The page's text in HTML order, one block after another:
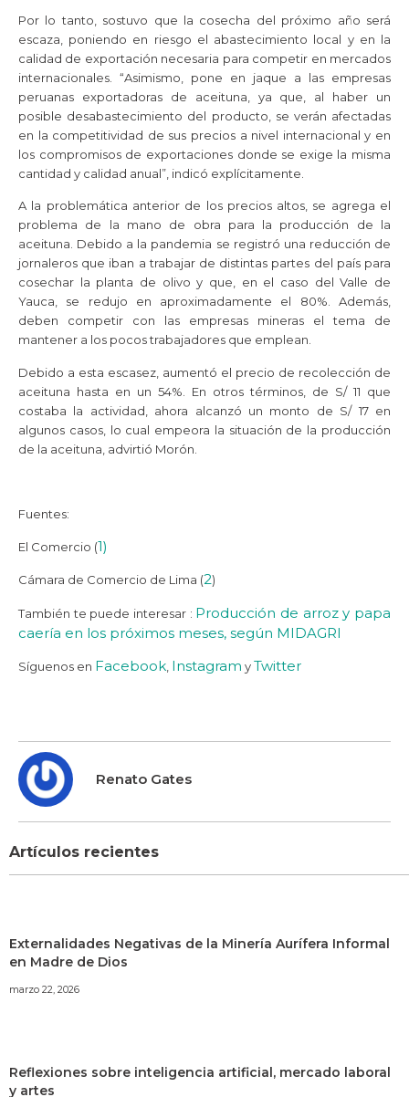
Por lo tanto, sostuvo que la cosecha del próximo año será
escaza, poniendo en riesgo el abastecimiento local y en la
calidad de exportación necesaria para competir en mercados
internacionales. “Asimismo, pone en jaque a las empresas
peruanas exportadoras de aceituna, ya que, al haber un
posible desabastecimiento del producto, se verán afectadas
en la competitividad de sus precios a nivel internacional y en
los compromisos de exportaciones donde se exige la misma
cantidad y calidad anual”, indicó explícitamente.
A la problemática anterior de los precios altos, se agrega el
problema de la mano de obra para la producción de la
aceituna. Debido a la pandemia se registró una reducción de
jornaleros que iban a trabajar de distintas partes del país para
cosechar la planta de olivo y que, en el caso del Valle de
Yauca, se redujo en aproximadamente el 80%. Además,
deben competir con las empresas mineras el tema de
mantener a los pocos trabajadores que emplean.
Debido a esta escasez, aumentó el precio de recolección de
aceituna hasta en un 54%. En otros términos, de S/ 11 que
costaba la actividad, ahora alcanzó un monto de S/ 17 en
algunos casos, lo cual empeora la situación de la producción
de la aceituna, advirtió Morón.
Fuentes:
El Comercio (1)
Cámara de Comercio de Lima (2)
También te puede interesar : Producción de arroz y papa
caería en los próximos meses, según MIDAGRI
Síguenos en Facebook Instagram yTwitter
Renato Gates
Artículos recientes
Externalidades Negativas de la Minería Aurífera Informal
en Madre de Dios
marzo 22, 2026
Reflexiones sobre inteligencia artificial, mercado laboral
y artes